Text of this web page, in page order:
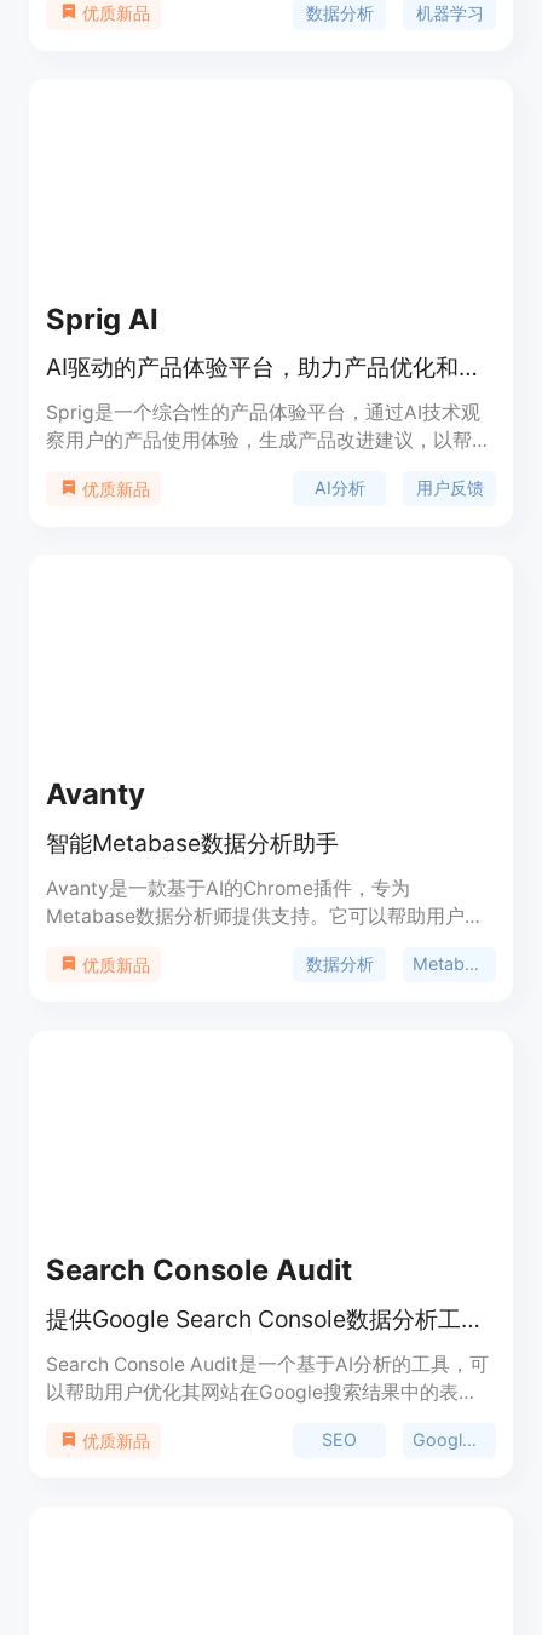
点。提供定制化、专业支持的AI工具，帮助企业提升
优质新品 数据分析 机器学习
Sprig AI
AI驱动的产品体验平台，助力产品优化和增长。
Sprig是一个综合性的产品体验平台，通过AI技术观
察用户的产品使用体验，生成产品改进建议，以帮助
Heatmaps、Surveys、Feedback和AI Explorer等功
优质新品 AI分析 用户反馈
Avanty
智能Metabase数据分析助手
Avanty是一款基于AI的Chrome插件，专为
Metabase数据分析师提供支持。它可以帮助用户更
SQL生成功能。Avanty可以节省用户在生成、编辑和
优质新品 数据分析 Metabase
Search Console Audit
提供Google Search Console数据分析工具，帮助优化网站SEO
Search Console Audit是一个基于AI分析的工具，可
以帮助用户优化其网站在Google搜索结果中的表
数据和排名情况，提供具体的行动建议，帮助用户改
优质新品 SEO Google搜索